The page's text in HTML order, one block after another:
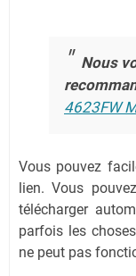
Nous
4623FW
Vous pouvez
lien.Vous
télécharger
parfois les
ne peut pas